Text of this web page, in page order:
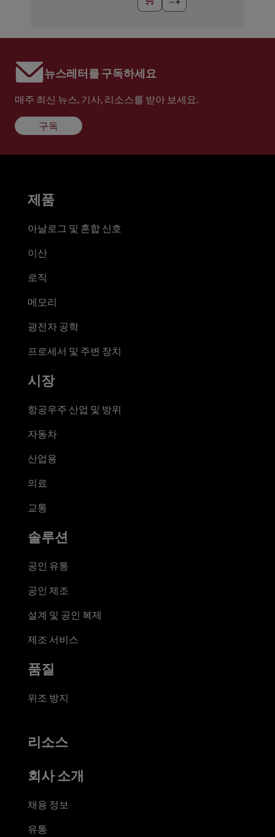
뉴스레터를 구독하세요
매주 최신 뉴스, 기사, 리소스를 받아 보세요.
구독
제품
아날로그 및 혼합 신호
이산
로직
메모리
광전자 공학
프로세서 및 주변 장치
시장
항공우주 산업 및 방위
자동차
산업용
의료
교통
솔루션
공인 유통
공인 제조
설계 및 공인 복제
제조 서비스
품질
위조 방지
리소스
회사 소개
채용 정보
유통